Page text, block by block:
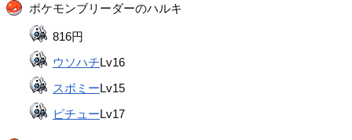
ポケモンブリーダーのハルキ
816円
ウソハチLv16
スボミーLv15
ピチューLv17